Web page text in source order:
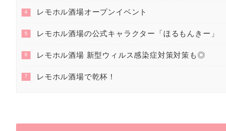
4 レモホル酒場オープンイベント
5 レモホル酒場の公式キャラクター「ほるもんきー」
6 レモホル酒場 新型ウィルス感染症対策対策も◎
7 レモホル酒場で乾杯！